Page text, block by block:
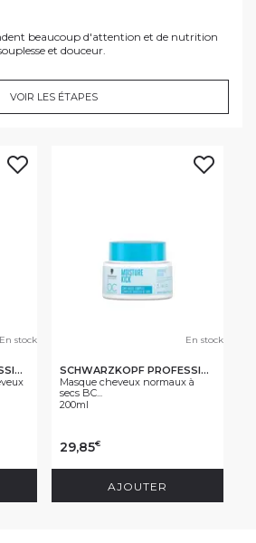
beaucoup d'attention et de nutrition
et douceur.
VOIR LES ÉTAPES
En stock
SCHWARZKOPF PROFESSIONAL
En stock
SCHWARZKOPF PROFESSIONAL
Masque cheveux normaux à
secs BC...
200ml
29,85€
AJOUTER